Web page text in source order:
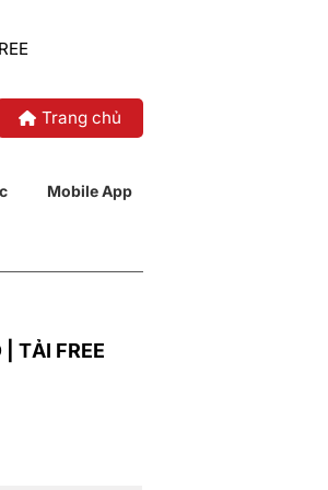
Trang chủ
Mobile App
TẢI FREE